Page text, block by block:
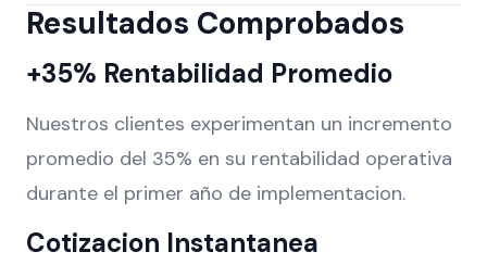
Resultados Comprobados
+35% Rentabilidad Promedio
Nuestros clientes experimentan un incremento
promedio del 35% en su rentabilidad operativa
durante el primer año de implementacion.
Cotizacion Instantanea